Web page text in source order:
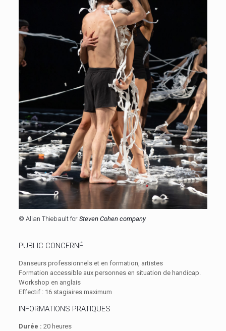
© Allan Thiebault for Steven Cohen company
PUBLIC CONCERNÉ
Danseurs professionnels et en formation, artistes
Formation accessible aux personnes en situation de handicap.
Workshop en anglais
Effectif : 16 stagiaires maximum
INFORMATIONS PRATIQUES
Durée : 20 heures